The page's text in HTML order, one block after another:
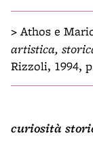
> Athos e
artistica,
Rizzoli, 1994,
curiosità